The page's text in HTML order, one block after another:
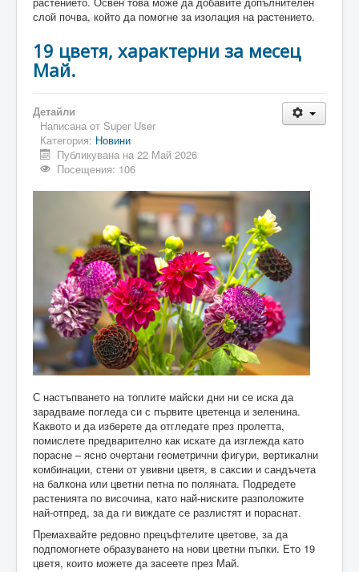
слой почва, който да помогне за изолация на растението.
19 цветя, характерни за месец
Май.
Детайли
Написана от Super User
Категория: Новини
Публикувана на 22 Май 2026
Посещения: 106
С настъпването на топлите майски дни ни се иска да
зарадваме погледа си с първите цветенца и зеленина.
Каквото и да изберете да отгледате през пролетта,
помислете предварително как искате да изглежда като
порасне – ясно очертани геометрични фигури, вертикални
комбинации, стени от увивни цветя, в саксии и сандъчета
на балкона или цветни петна по поляната. Подредете
растенията по височина, като най-ниските разположите
най-отпред, за да ги виждате се разлистят и пораснат.
Премахвайте редовно прецъфтелите цветове, за да
подпомогнете образуването на нови цветни пъпки. Ето 19
цветя, които можете да засеете през Май.